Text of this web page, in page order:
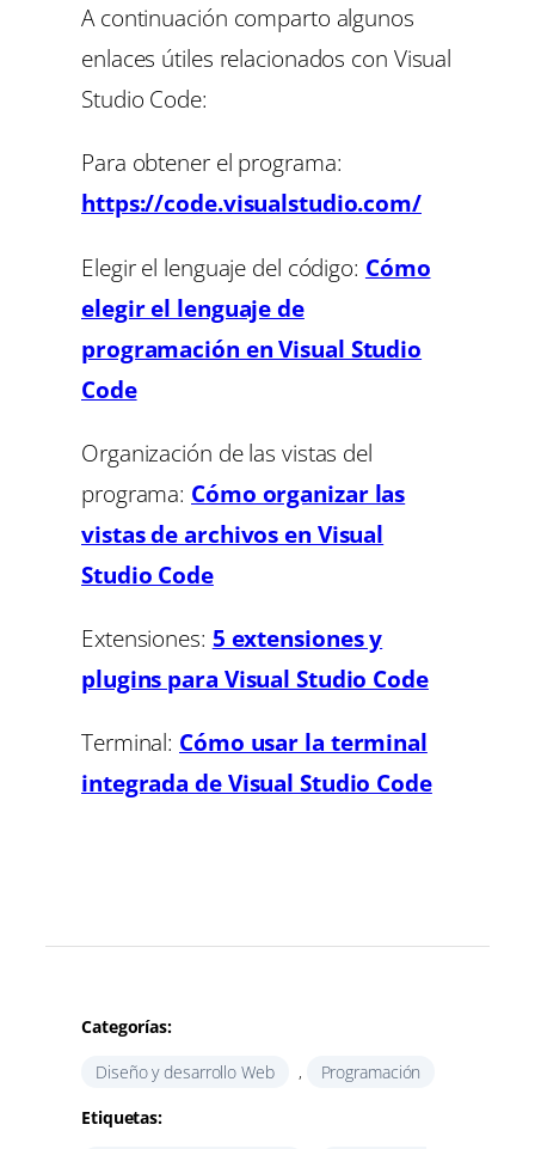
A continuación comparto algunos
enlaces útiles relacionados con Visual
Studio Code:
Para obtener el programa:
https://code.visualstudio.com/
Elegir el lenguaje del código: Cómo
elegir el lenguaje de
programación en Visual Studio
Code
Organización de las vistas del
programa: Cómo organizar las
vistas de archivos en Visual
Studio Code
Extensiones: 5 extensiones y
plugins para Visual Studio Code
Terminal: Cómo usar la terminal
integrada de Visual Studio Code
Categorías:
Diseño y desarrollo Web , Programación
Etiquetas: